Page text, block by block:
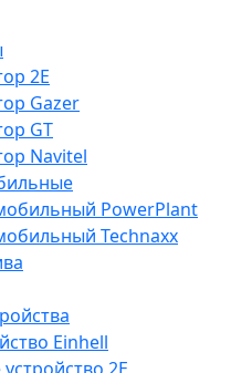
2E
Gazer
GT
Navitel
PowerPlant
Technaxx
Einhell